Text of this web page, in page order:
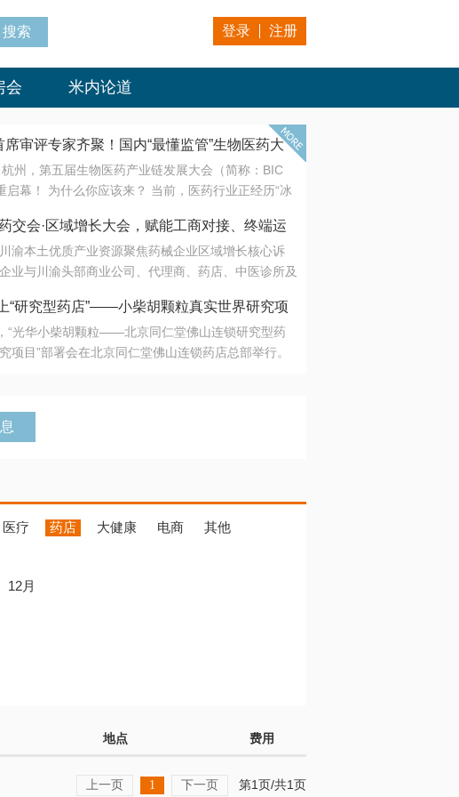
登录 注册
会 米内论道
会·区域增长大会，赋能工商对接、终端运营
席审评专家齐聚！国内“最懂监管”生物医药大
州，第五届生物医药产业链发展大会（简称：BIC
启幕！ 为什么你应该来？ 当前，医药行业正经历“冰
发效率；另一端是创新药“最后一公里”的支付与入院
熟的产业生态。 同质化“内卷”已无出路，全产业链协
设才是破局关键。 本届大会以 “重构生态，定义未
中药创新、复杂药物制剂、CGT、多肽与小核酸的技
的柔性智造。 我们致力于打破壁垒，让“实验
“研发端”与“支付端”深度对话，更让监管、产业、资
交会·区域增长大会，赋能工商对接、终端运
渝本土优质产业资源聚焦药械企业区域增长核心诉
业与川渝头部商业公司、代理商、药店、中医诊所及
西南市场战略布局
“研究型药店”——小柴胡颗粒真实世界研究项
堂佛山连锁启动
“光华小柴胡颗粒——北京同仁堂佛山连锁研究型药
项目”部署会在北京同仁堂佛山连锁药店总部举行。
医疗 药店 大健康 电商
其他
12月
地点 费用
上一页 1 下一页 第1页/共1页